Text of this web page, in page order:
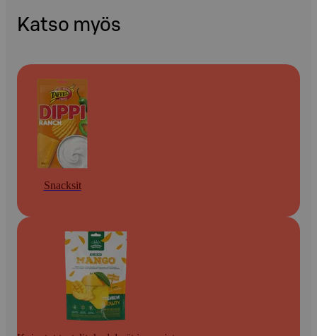
Katso myös
Snacksit